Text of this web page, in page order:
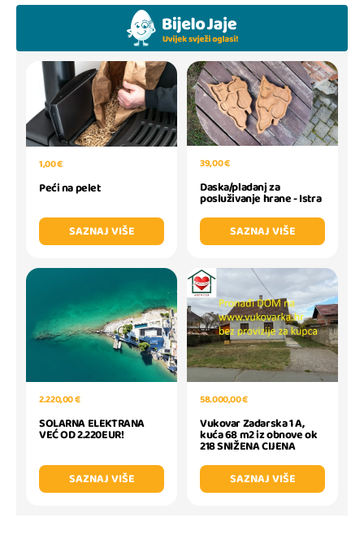
1,00 €
Peći na pelet
SAZNAJ VIŠE
39,00 €
Daska/pladanj za
posluživanje hrane - Istra
SAZNAJ VIŠE
2.220,00 €
SOLARNA ELEKTRANA
VEĆ OD 2.220EUR!
SAZNAJ VIŠE
58.000,00 €
Vukovar Zadarska 1 A,
kuća 68 m2 iz obnove ok
218 SNIŽENA CIJENA
SAZNAJ VIŠE